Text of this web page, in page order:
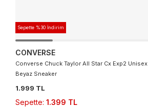
Sepette %30 İndirim
CONVERSE
Converse Chuck Taylor All Star Cx Exp2 Unisex
Beyaz Sneaker
1.999 TL
Sepette: 1.399 TL